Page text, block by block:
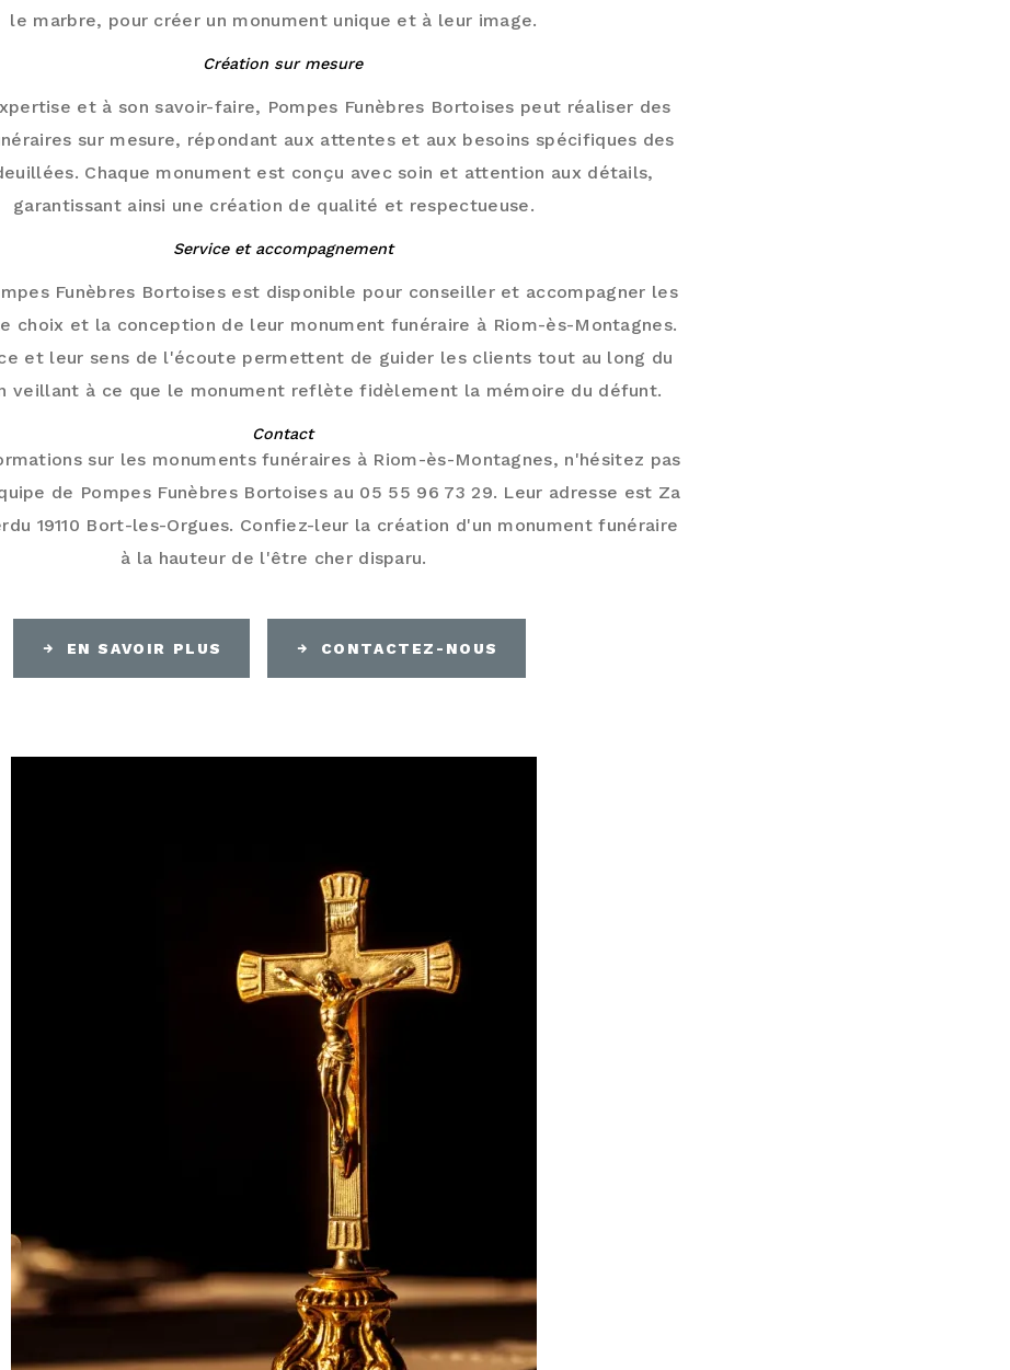
le marbre, pour créer un monument unique et à leur image.
Création sur mesure
et à son savoir-faire, Pompes Funèbres Bortoises peut réaliser des
sur mesure, répondant aux attentes et aux besoins spécifiques des
Chaque monument est conçu avec soin et attention aux détails,
garantissant ainsi une création de qualité et respectueuse.
Service et accompagnement
Funèbres Bortoises est disponible pour conseiller et accompagner les
choix et la conception de leur monument funéraire à Riom-ès-Montagnes.
et leur sens de l'écoute permettent de guider les clients tout au long du
veillant à ce que le monument reflète fidèlement la mémoire du défunt.
Contact
sur les monuments funéraires à Riom-ès-Montagnes, n'hésitez pas
de Pompes Funèbres Bortoises au 05 55 96 73 29. Leur adresse est Za
19110 Bort-les-Orgues. Confiez-leur la création d'un monument funéraire
à la hauteur de l'être cher disparu.
EN SAVOIR PLUS CONTACTEZ-NOUS